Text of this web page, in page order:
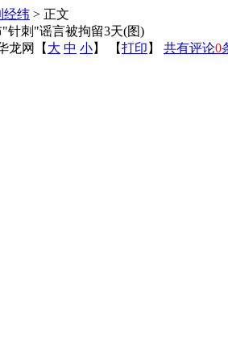
经纬 > 正文
针刺"谣言被拘留3天(图)
龙网 【 大 中 小】 【打印 】 共有评论0